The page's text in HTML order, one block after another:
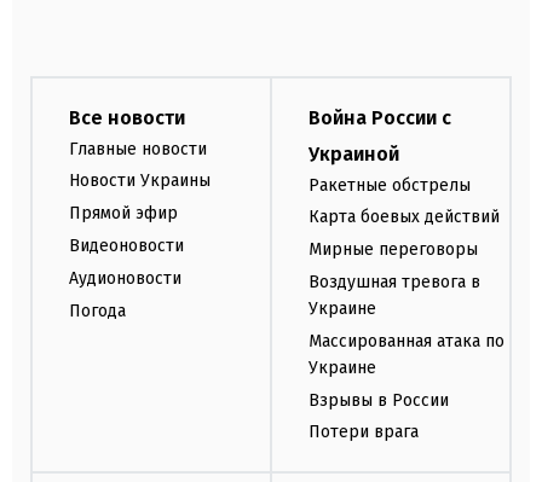
Все новости
Главные новости
Новости Украины
Прямой эфир
Видеоновости
Аудионовости
Погода
Война России с
Украиной
Ракетные обстрелы
Карта боевых действий
Мирные переговоры
Воздушная тревога в
Украине
Массированная атака по
Украине
Взрывы в России
Потери врага